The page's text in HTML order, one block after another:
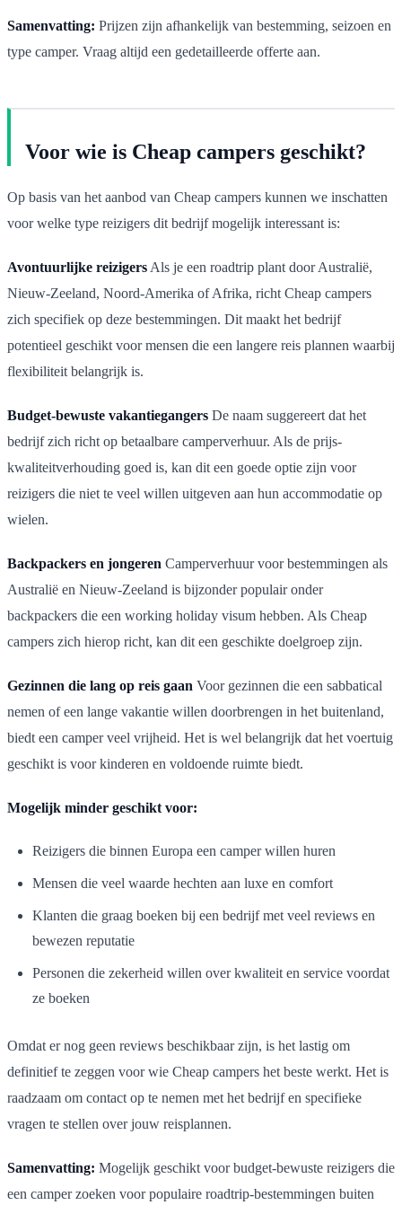
Samenvatting: Prijzen zijn afhankelijk van bestemming, seizoen en
type camper. Vraag altijd een gedetailleerde offerte aan.
Voor wie is Cheap campers geschikt?
Op basis van het aanbod van Cheap campers kunnen we inschatten
voor welke type reizigers dit bedrijf mogelijk interessant is:
Avontuurlijke reizigers Als je een roadtrip plant door Australië,
Nieuw-Zeeland, Noord-Amerika of Afrika, richt Cheap campers
zich specifiek op deze bestemmingen. Dit maakt het bedrijf
potentieel geschikt voor mensen die een langere reis plannen waarbij
flexibiliteit belangrijk is.
Budget-bewuste vakantiegangers De naam suggereert dat het
bedrijf zich richt op betaalbare camperverhuur. Als de prijs-
kwaliteitverhouding goed is, kan dit een goede optie zijn voor
reizigers die niet te veel willen uitgeven aan hun accommodatie op
wielen.
Backpackers en jongeren Camperverhuur voor bestemmingen als
Australië en Nieuw-Zeeland is bijzonder populair onder
backpackers die een working holiday visum hebben. Als Cheap
campers zich hierop richt, kan dit een geschikte doelgroep zijn.
Gezinnen die lang op reis gaan Voor gezinnen die een sabbatical
nemen of een lange vakantie willen doorbrengen in het buitenland,
biedt een camper veel vrijheid. Het is wel belangrijk dat het voertuig
geschikt is voor kinderen en voldoende ruimte biedt.
Mogelijk minder geschikt voor:
Reizigers die binnen Europa een camper willen huren
Mensen die veel waarde hechten aan luxe en comfort
Klanten die graag boeken bij een bedrijf met veel reviews en
bewezen reputatie
Personen die zekerheid willen over kwaliteit en service voordat
ze boeken
Omdat er nog geen reviews beschikbaar zijn, is het lastig om
definitief te zeggen voor wie Cheap campers het beste werkt. Het is
raadzaam om contact op te nemen met het bedrijf en specifieke
vragen te stellen over jouw reisplannen.
Samenvatting: Mogelijk geschikt voor budget-bewuste reizigers die
een camper zoeken voor populaire roadtrip-bestemmingen buiten